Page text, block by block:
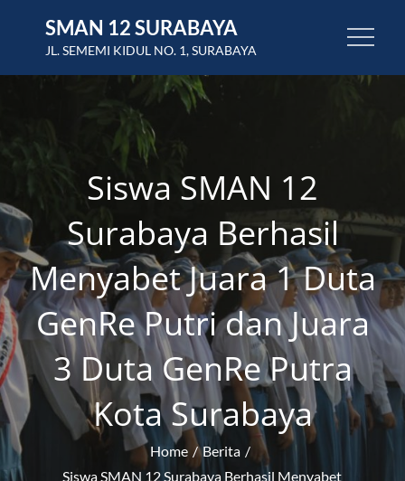
SMAN 12 SURABAYA
JL. SEMEMI KIDUL NO. 1, SURABAYA
Siswa SMAN 12
Surabaya Berhasil
Menyabet Juara 1 Duta
GenRe Putri dan Juara
3 Duta GenRe Putra
Kota Surabaya
Home
Berita
Siswa SMAN 12 Surabaya Berhasil Menyabet